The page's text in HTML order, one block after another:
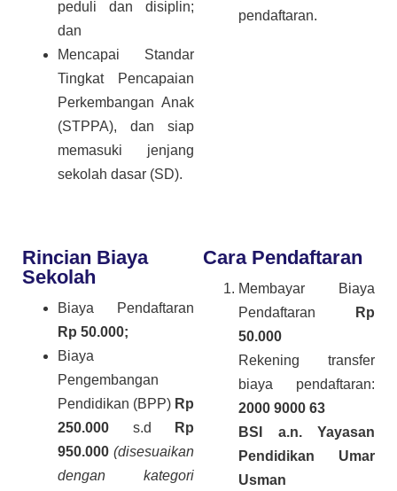
peduli dan disiplin;
dan
Mencapai Standar
Tingkat Pencapaian
Perkembangan Anak
(STPPA), dan siap
memasuki jenjang
sekolah dasar (SD).
pendaftaran.
Rincian Biaya
Sekolah
Biaya Pendaftaran
Rp 50.000;
Biaya
Pengembangan
Pendidikan (BPP) Rp
250.000 s.d Rp
950.000 (disesuaikan
dengan kategori
Cara Pendaftaran
Membayar Biaya
Pendaftaran
Rp
50.000
Rekening transfer
biaya pendaftaran:
2000 9000 63
BSI a.n. Yayasan
Pendidikan Umar
Usman